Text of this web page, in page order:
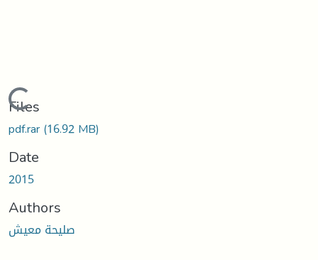
Loading...
Files
pdf.rar(16.92 MB)
Date
2015
Authors
صليحة معيش